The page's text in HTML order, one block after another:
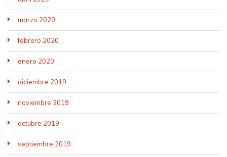
marzo 2020
febrero 2020
enero 2020
diciembre 2019
noviembre 2019
octubre 2019
septiembre 2019